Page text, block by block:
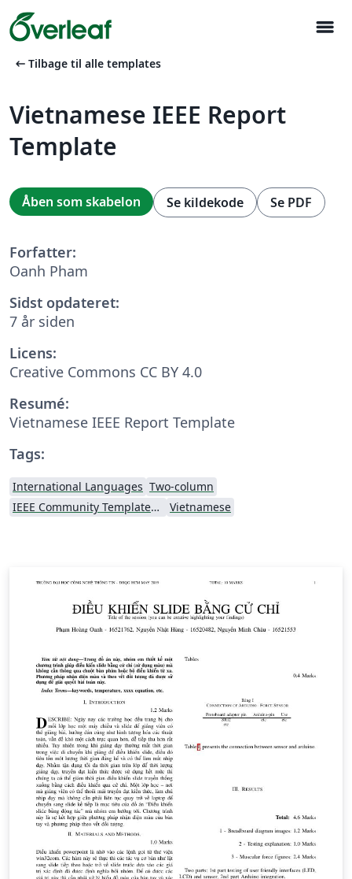
menu
arrow_left_alt Tilbage til alle templates
Vietnamese IEEE Report
Template
Åben som skabelon Se kildekode Se PDF
Forfatter:
Oanh Pham
Sidst opdateret:
7 år siden
Licens:
Creative Commons CC BY 4.0
Resumé:
Vietnamese IEEE Report Template
Tags:
International Languages Two-column
IEEE Community Templates and Examples
Vietnamese